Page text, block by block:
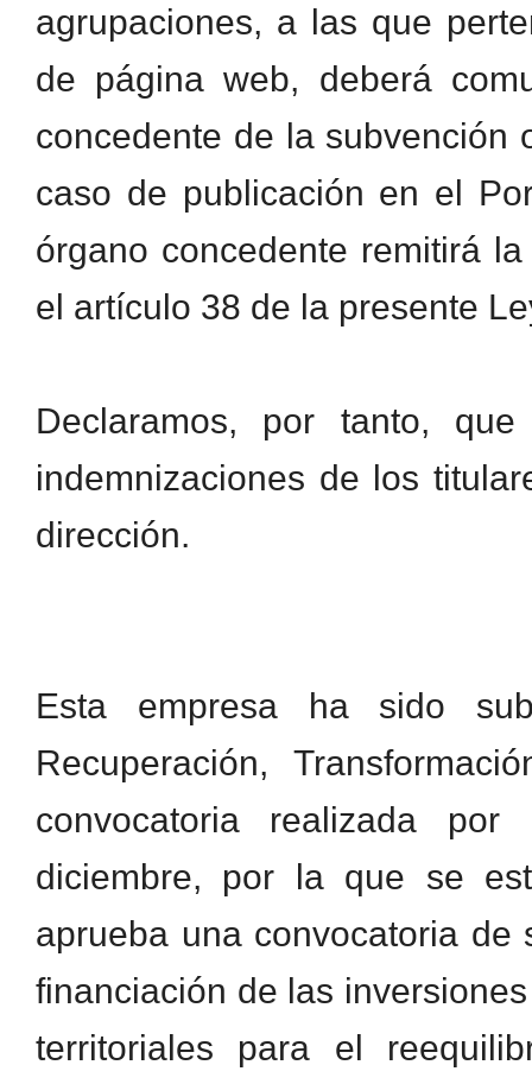
agrupaciones, a las que
de página web, deberá
concedente de la subvención
caso de publicación en el
órgano concedente remitirá
el artículo 38 de la presente
Declaramos, por tanto,
indemnizaciones de los
dirección.
Esta empresa ha sido
Recuperación,
convocatoria realizada
diciembre, por la que se
aprueba una convocatoria
financiación de las
territoriales para el